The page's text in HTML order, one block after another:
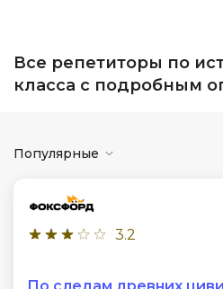
Все репетиторы по
класса с подробным
Популярные
3.2